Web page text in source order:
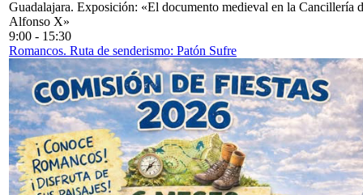
Guadalajara. Exposición: «El documento medieval en la Cancillería
Alfonso X»
9:00 - 15:30
Romancos. Ruta de senderismo: Patón Sufre